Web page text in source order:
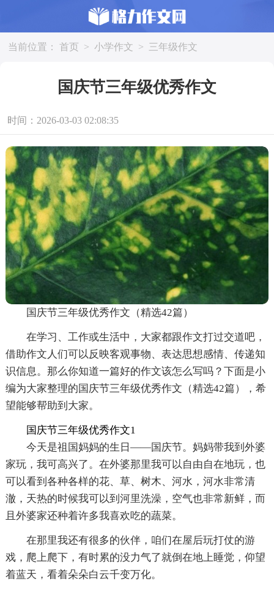
当前位置： 首页 > 小学作文 > 三年级作文
国庆节三年级优秀作文
时间：2026-03-03 02:08:35
国庆节三年级优秀作文（精选42篇）
在学习、工作或生活中，大家都跟作文打过交道吧，
借助作文人们可以反映客观事物、表达思想感情、传递知
识信息。那么你知道一篇好的作文该怎么写吗？下面是小
编为大家整理的国庆节三年级优秀作文（精选42篇），希
望能够帮助到大家。
国庆节三年级优秀作文1
今天是祖国妈妈的生日——国庆节。妈妈带我到外婆
家玩，我可高兴了。在外婆那里我可以自由自在地玩，也
可以看到各种各样的花、草、树木、河水，河水非常清
澈，天热的时候我可以到河里洗澡，空气也非常新鲜，而
且外婆家还种着许多我喜欢吃的蔬菜。
在那里我还有很多的伙伴，咱们在屋后玩打仗的游
戏，爬上爬下，有时累的没力气了就倒在地上睡觉，仰望
着蓝天，看着朵朵白云千变万化。